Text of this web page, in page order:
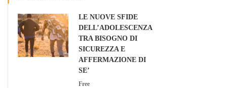
LE NUOVE SFIDE
DELL’ADOLESCENZA:
TRA BISOGNO DI
SICUREZZA E
AFFERMAZIONE DI
SE’
Free